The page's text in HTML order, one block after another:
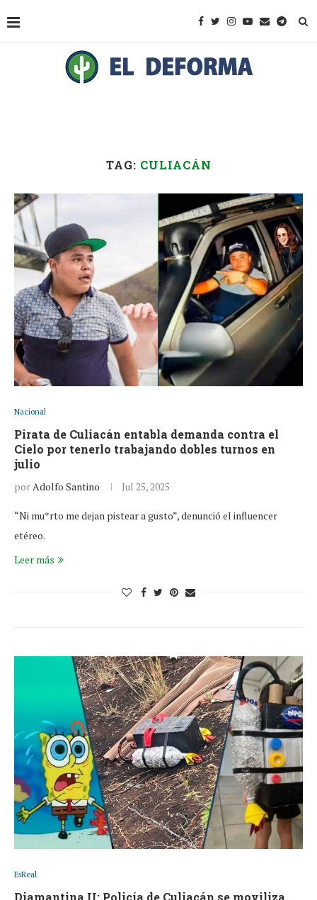
TAG: CULIACÁN
Nacional
Pirata de Culiacán entabla demanda contra el
Cielo por tenerlo trabajando dobles turnos en
julio
porAdolfo Santino Jul 25, 2025
“Ni mu*rto me dejan pistear a gusto”, denunció el influencer
etéreo.
Leer más
EsReal
Diamantina II: Policía de Culiacán se moviliza